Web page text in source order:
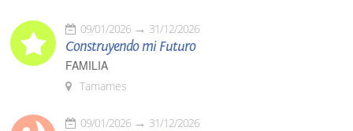
09/01/2026 31/12/2026
Construyendo mi Futuro
FAMILIA
Tamames
09/01/2026 31/12/2026